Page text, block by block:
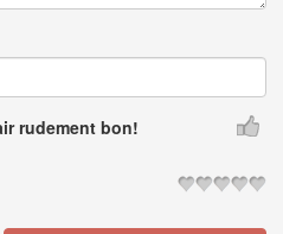
rudement bon!